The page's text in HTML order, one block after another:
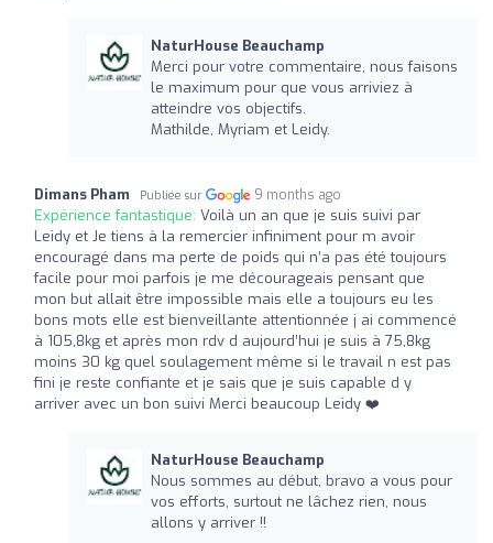
NaturHouse Beauchamp
Merci pour votre commentaire, nous faisons
le maximum pour que vous arriviez à
atteindre vos objectifs.
Mathilde, Myriam et Leidy.
Dimans Pham Publiée sur 9 months ago
Expérience fantastique: Voilà un an que je suis suivi par
Leidy et Je tiens à la remercier infiniment pour m avoir
encouragé dans ma perte de poids qui n’a pas été toujours
facile pour moi parfois je me décourageais pensant que
mon but allait être impossible mais elle a toujours eu les
bons mots elle est bienveillante attentionnée j ai commencé
à 105,8kg et après mon rdv d aujourd’hui je suis à 75,8kg
moins 30 kg quel soulagement même si le travail n est pas
fini je reste confiante et je sais que je suis capable d y
arriver avec un bon suivi Merci beaucoup Leidy ❤️
NaturHouse Beauchamp
Nous sommes au début, bravo a vous pour
vos efforts, surtout ne lâchez rien, nous
allons y arriver !!